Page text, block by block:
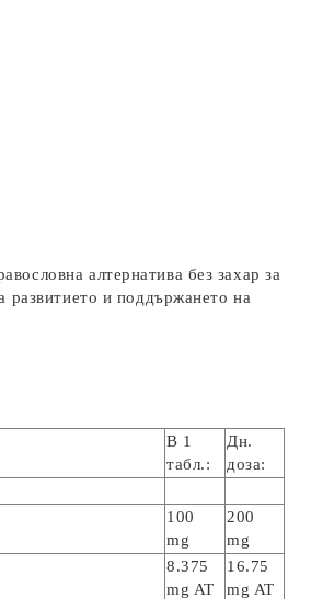
алтернатива без захар за
развитието и поддържането на
В 1
табл.:
Дн.
доза:
100
mg
200
mg
8.375
mg AT
16.75
mg AT